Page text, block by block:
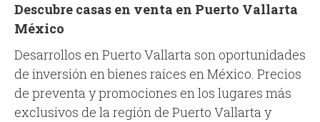
Descubre casas en venta en Puerto Vallarta
México
Desarrollos en Puerto Vallarta son oportunidades
de inversión en bienes raíces en México. Precios
de preventa y promociones en los lugares más
exclusivos de la región de Puerto Vallarta y